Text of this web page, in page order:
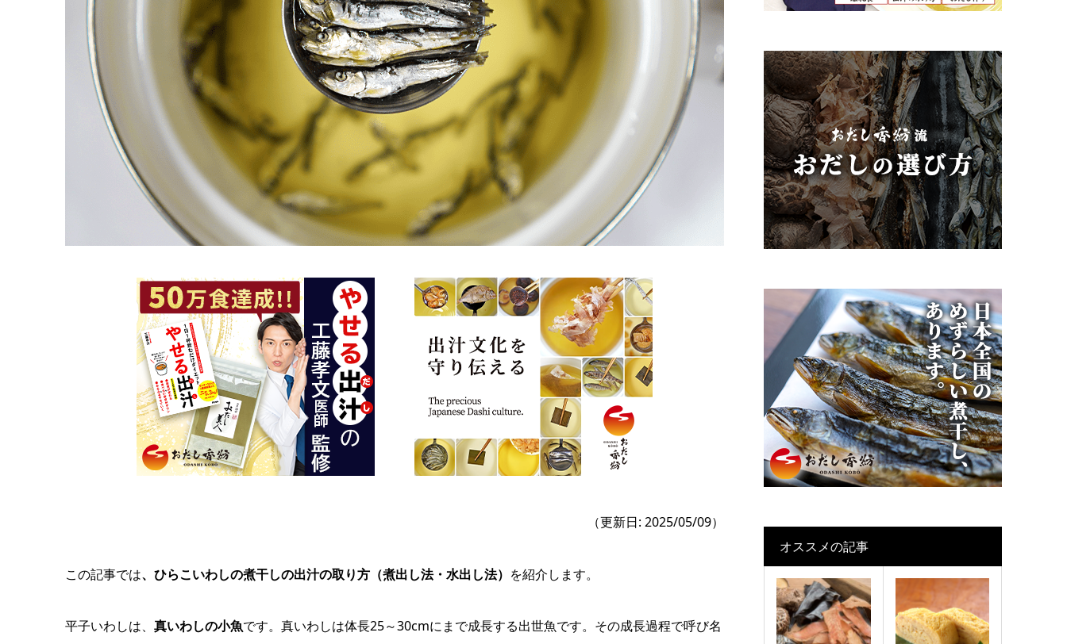
（更新日: 2025/05/09）
この記事では、ひらこいわしの煮干しの出汁の取り方（煮出し法・水出し法） を紹介します。
平子いわしは、 真いわしの小魚です。真いわしは体長25～30cmにまで成長する出世魚です。その成長過程で呼び名
オススメの記事